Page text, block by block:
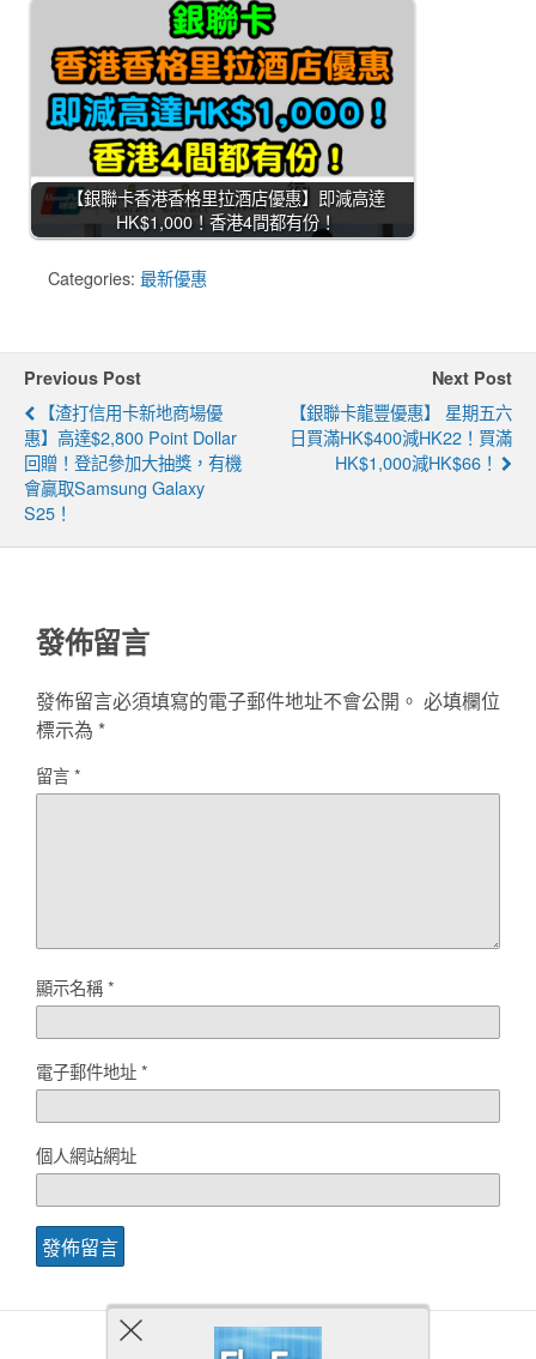
【銀聯卡香港香格里拉酒店優惠】即減高達
HK$1,000！香港4間都有份！
Categories: 最新優惠
Previous Post
【渣打信用卡新地商場優
惠】高達$2,800 Point Dollar
回贈！登記參加大抽獎，有機
會贏取Samsung Galaxy
S25！
Next Post
【銀聯卡龍豐優惠】 星期五六
日買滿HK$400減HK22！買滿
HK$1,000減HK$66！
發佈留言
發佈留言必須填寫的電子郵件地址不會公開。 必填欄位
標示為 *
留言*
顯示名稱*
電子郵件地址*
個人網站網址